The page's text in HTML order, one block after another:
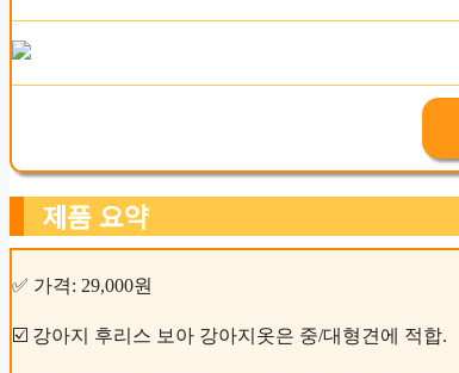
제품 요약
✅ 가격: 29,000원
☑️ 강아지 후리스 보아 강아지옷은 중/대형견에 적합.